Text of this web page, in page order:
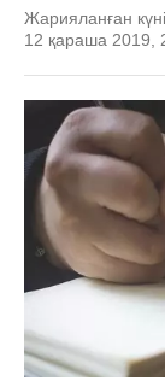
Жарияланған
12 қараша 2019,